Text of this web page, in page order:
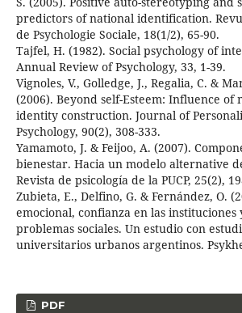
predictors of national identification.
de Psychologie Sociale, 18(1/2), 65-90.
Tajfel, H. (1982). Social psychology of
Annual Review of Psychology, 33, 1-39.
Vignoles, V., Golledge, J., Regalia, C. &
(2006). Beyond self-Esteem: Influence of
identity construction. Journal of
Psychology, 90(2), 308-333.
Yamamoto, J. & Feijoo, A. (2007).
bienestar. Hacia un modelo alternative
Revista de psicología de la PUCP, 25(2),
Zubieta, E., Delfino, G. & Fernández, O.
emocional, confianza en las instituciones
problemas sociales. Un estudio con
universitarios urbanos argentinos.
PDF